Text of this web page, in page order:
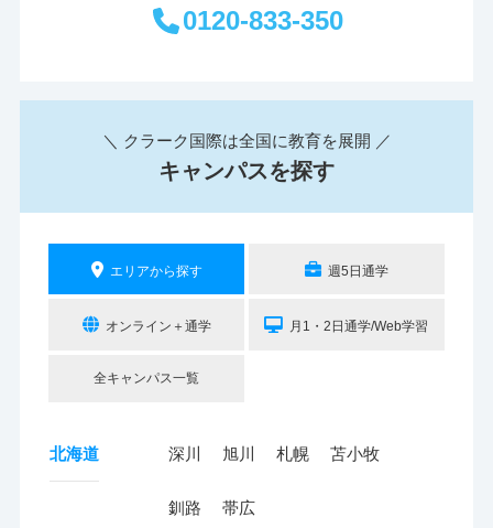
0120-833-350
＼ クラーク国際は全国に教育を展開 ／
キャンパスを探す
エリアから探す 週5日通学
オンライン＋通学 月1・2日通学/Web学習
全キャンパス一覧
北海道 深川 旭川 札幌 苫小牧
釧路 帯広